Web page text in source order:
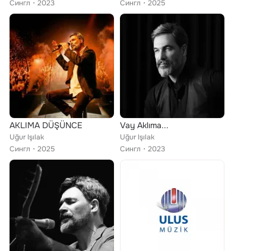
Сингл
2023
Сингл
2025
AKLIMA DÜŞÜNCE
Uğur Işılak
Сингл
2025
Vay Aklıma...
Uğur Işılak
Сингл
2023